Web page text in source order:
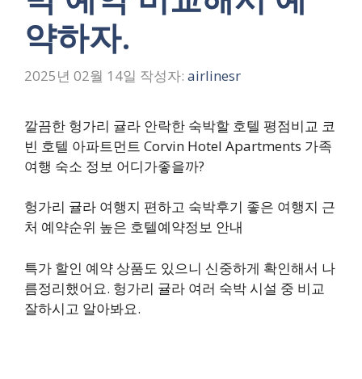
약하자.
2025년 02월 14일 작성자: airlinesr
깔끔한 헝가리 귤라 안락한 숙박할 호텔 평점비교 코
빈 호텔 아파트먼트 Corvin Hotel Apartments 가족
여행 숙소 정보 어디가좋을까?
헝가리 귤라 여행지 편하고 숙박후기 좋은 여행지 근
처 예약순위 높은 호텔예약정보 안내
특가 할인 예약 상품도 있으니 신중하게 확인해서 나
름정리했어요. 헝가리 귤라 여러 숙박 시설 중 비교
잘하시고 알아봐요.